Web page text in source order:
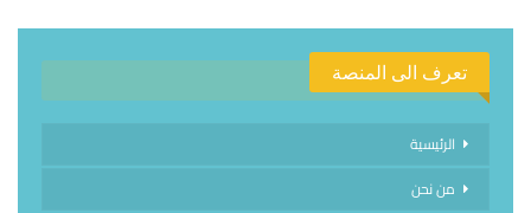
تعرف الى المنصة
الرئيسية
من نحن